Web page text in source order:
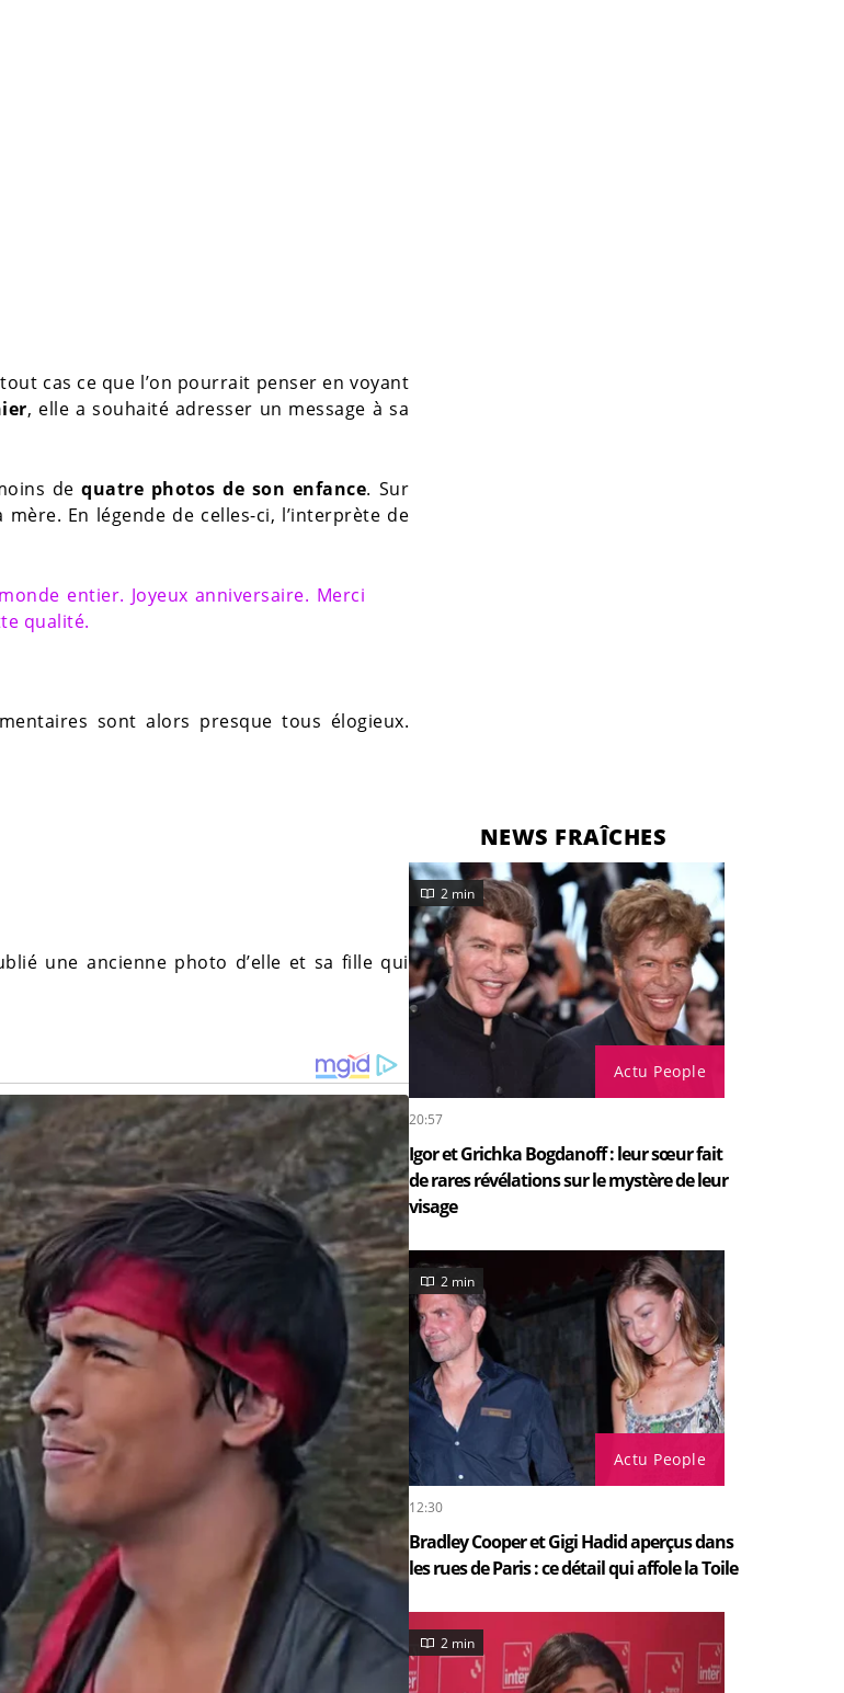
cas ce que l’on pourrait penser en voyant
, elle a souhaité adresser un message à sa
dequatre photos de son enfance. Sur
En légende de celles-ci, l’interprète de
entier. Joyeux anniversaire. Merci
qualité.
sont alors presque tous élogieux.
une ancienne photo d’elle et sa fille qui
NEWS FRAÎCHES
Actu People
2 min
20:57
Igor et Grichka Bogdanoff : leur sœur fait
de rares révélations sur le mystère de leur
visage
Actu People
2 min
12:30
Bradley Cooper et Gigi Hadid aperçus dans
les rues de Paris : ce détail qui affole la Toile
2 min